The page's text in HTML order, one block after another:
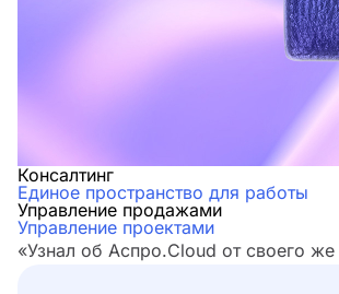
Консалтинг
Единое пространство для работы
Управление продажами
Управление проектами
«Узнал об Аспро.Cloud от своего